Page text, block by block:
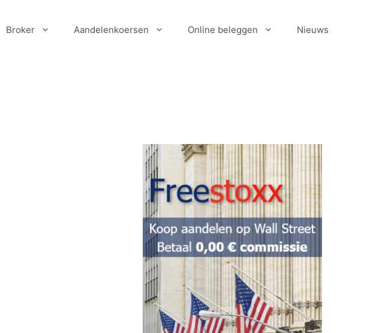
Broker Aandelenkoersen Online beleggen Nieuws